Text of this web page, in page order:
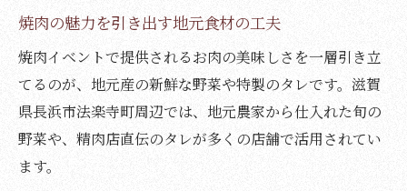
焼肉の魅力を引き出す地元食材の工夫
焼肉イベントで提供されるお肉の美味しさを一層引き立
てるのが、地元産の新鮮な野菜や特製のタレです。滋賀
県長浜市法楽寺町周辺では、地元農家から仕入れた旬の
野菜や、精肉店直伝のタレが多くの店舗で活用されてい
ます。